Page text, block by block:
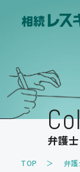
弁護
TOP 弁